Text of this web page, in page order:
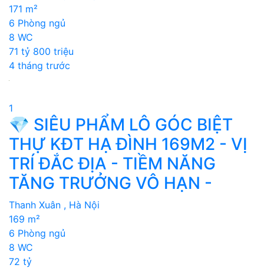
171 m²
6 Phòng ngủ
8 WC
71 tỷ 800 triệu
4 tháng trước
1
💎 SIÊU PHẨM LÔ GÓC BIỆT
THỰ KĐT HẠ ĐÌNH 169M2 - VỊ
TRÍ ĐẮC ĐỊA - TIỀM NĂNG
TĂNG TRƯỞNG VÔ HẠN -
Thanh Xuân , Hà Nội
169 m²
6 Phòng ngủ
8 WC
72 tỷ